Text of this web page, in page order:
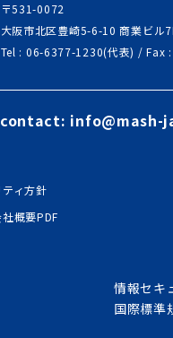
〒531-0072
大阪市北区豊崎5-6-10 商業ビル
Tel : 06-6377-1230(代表) /Fax
contact: info@mash-
ィ方針
概要PDF
情報セキ
国際標準